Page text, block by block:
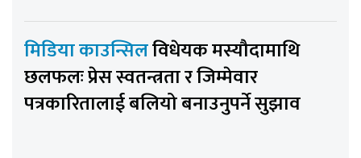
मिडिया काउन्सिलविधेयक मस्यौदामाथि
छलफलः प्रेस स्वतन्त्रता र जिम्मेवार
पत्रकारितालाई बलियो बनाउनुपर्ने सुझाव